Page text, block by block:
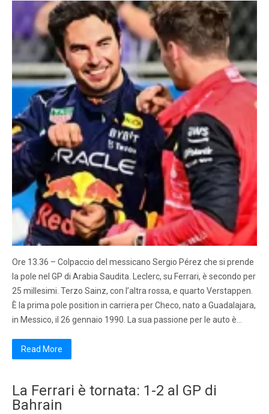
Ore 13.36 – Colpaccio del messicano Sergio Pérez che si prende
la pole nel GP di Arabia Saudita. Leclerc, su Ferrari, è secondo per
25 millesimi. Terzo Sainz, con l’altra rossa, e quarto Verstappen.
È la prima pole position in carriera per Checo, nato a Guadalajara,
in Messico, il 26 gennaio 1990. La sua passione per le auto è…
Read More
La Ferrari è tornata: 1-2 al GP di
Bahrain